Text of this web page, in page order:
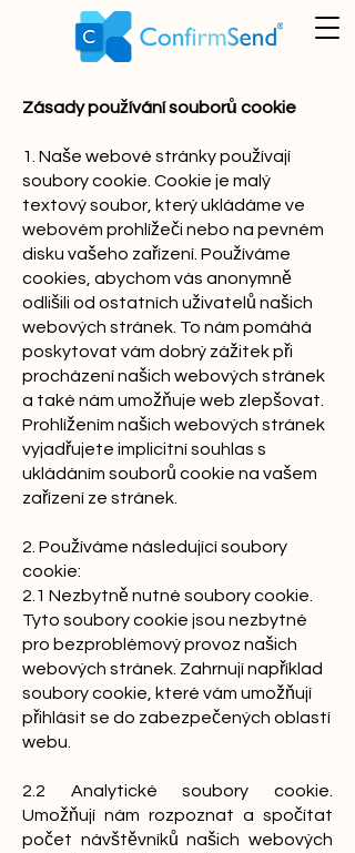
Zásady používání souborů cookie
1. Naše webové stránky používají
soubory cookie. Cookie je malý
textový soubor, který ukládáme ve
webovém prohlížeči nebo na pevném
disku vašeho zařízení. Používáme
cookies, abychom vás anonymně
odlišili od ostatních uživatelů našich
webových stránek. To nám pomáhá
poskytovat vám dobrý zážitek při
procházení našich webových stránek
a také nám umožňuje web zlepšovat.
Prohlížením našich webových stránek
vyjadřujete implicitní souhlas s
ukládáním souborů cookie na vašem
zařízení ze stránek.
2. Používáme následující soubory
cookie:
2.1 Nezbytně nutné soubory cookie.
Tyto soubory cookie jsou nezbytné
pro bezproblémový provoz našich
webových stránek. Zahrnují například
soubory cookie, které vám umožňují
přihlásit se do zabezpečených oblastí
webu.
2.2 Analytické soubory cookie.
Umožňují nám rozpoznat a spočítat
počet návštěvníků našich webových